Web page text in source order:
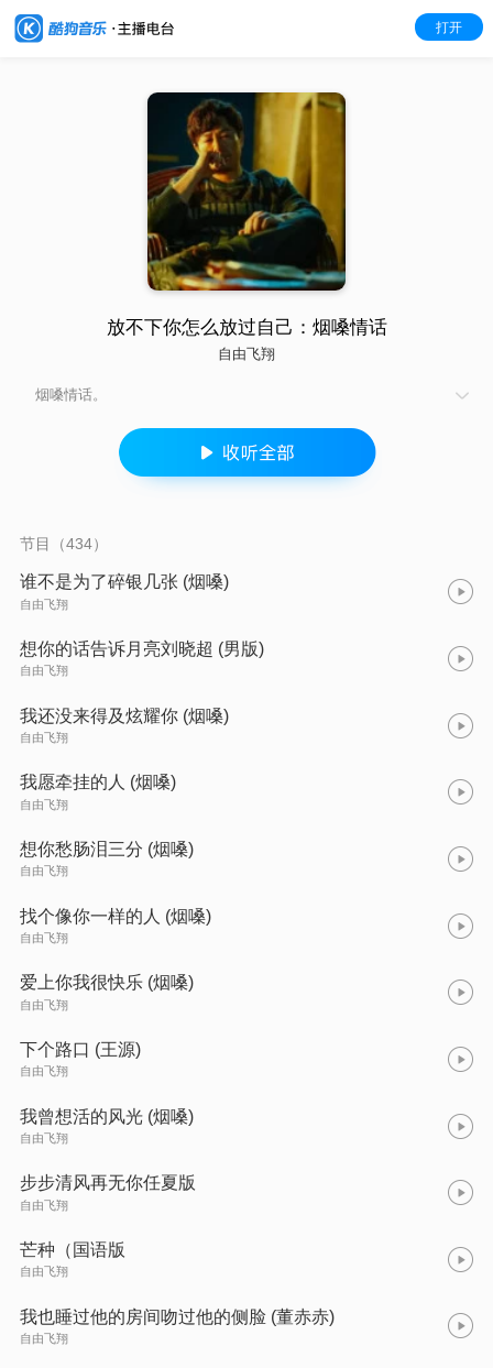
打开
放不下你怎么放过自己：烟嗓情话
自由飞翔
烟嗓情话。
节目（434）
谁不是为了碎银几张 (烟嗓)
自由飞翔
想你的话告诉月亮刘晓超 (男版)
自由飞翔
我还没来得及炫耀你 (烟嗓)
自由飞翔
我愿牵挂的人 (烟嗓)
自由飞翔
想你愁肠泪三分 (烟嗓)
自由飞翔
找个像你一样的人 (烟嗓)
自由飞翔
爱上你我很快乐 (烟嗓)
自由飞翔
下个路口 (王源)
自由飞翔
我曾想活的风光 (烟嗓)
自由飞翔
步步清风再无你任夏版
自由飞翔
芒种（国语版
自由飞翔
我也睡过他的房间吻过他的侧脸 (董赤赤)
自由飞翔